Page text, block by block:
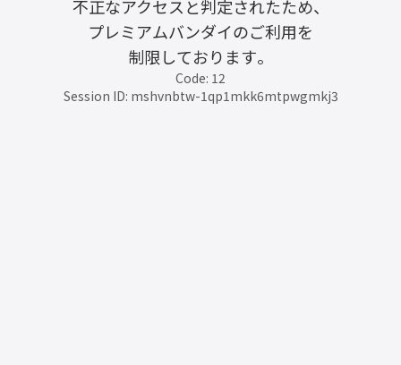
不正なアクセスと判定されたため、
プレミアムバンダイのご利用を
制限しております。
Code: 12
Session ID: mshvnbtw-1qp1mkk6mtpwgmkj3